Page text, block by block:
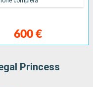
600 €
Princess